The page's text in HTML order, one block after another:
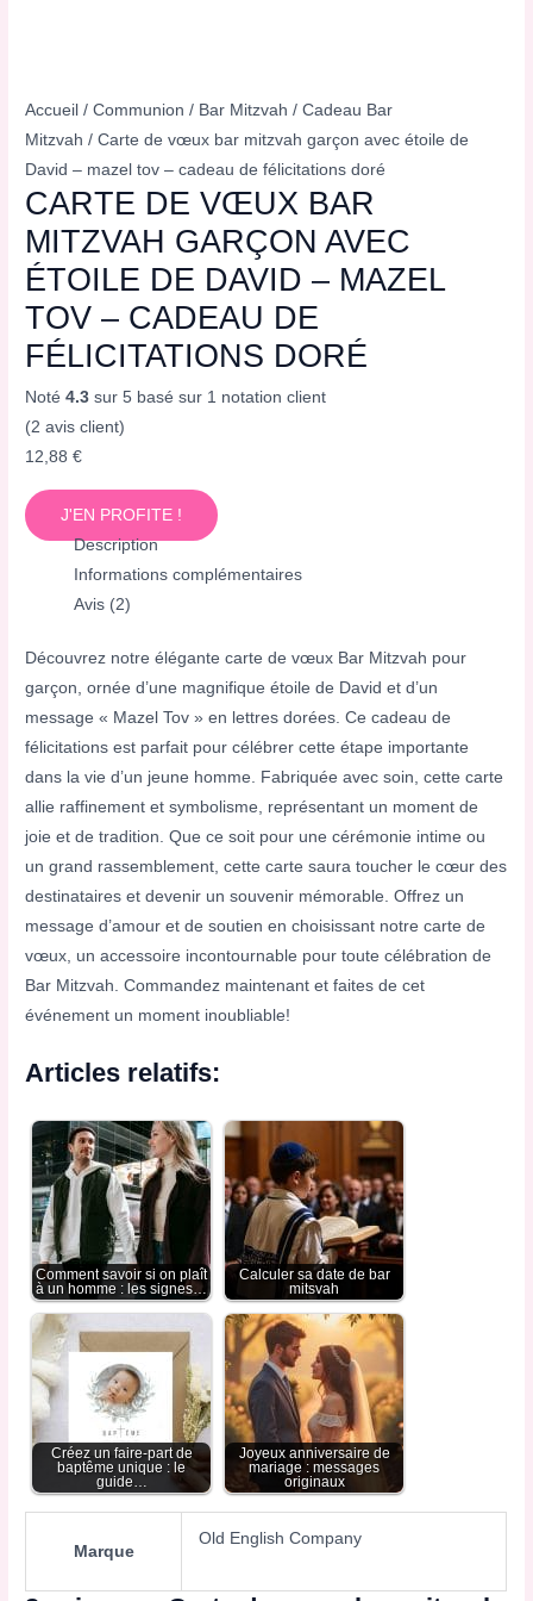
Accueil /Communion / Bar Mitzvah /Cadeau Bar
Mitzvah / Carte de vœux bar mitzvah garçon avec étoile de
David – mazel tov – cadeau de félicitations doré
CARTE DE VŒUX BAR
MITZVAH GARÇON AVEC
ÉTOILE DE DAVID – MAZEL
TOV – CADEAU DE
FÉLICITATIONS DORÉ
Noté4.3 sur 5 basé sur 1 notation client
(2 avis client)
12,88€
J'EN PROFITE !
Description
Informations complémentaires
Avis (2)
Découvrez notre élégante carte de vœux Bar Mitzvah pour
garçon, ornée d’une magnifique étoile de David et d’un
message « Mazel Tov » en lettres dorées. Ce cadeau de
félicitations est parfait pour célébrer cette étape importante
dans la vie d’un jeune homme. Fabriquée avec soin, cette carte
allie raffinement et symbolisme, représentant un moment de
joie et de tradition. Que ce soit pour une cérémonie intime ou
un grand rassemblement, cette carte saura toucher le cœur des
destinataires et devenir un souvenir mémorable. Offrez un
message d’amour et de soutien en choisissant notre carte de
vœux, un accessoire incontournable pour toute célébration de
Bar Mitzvah. Commandez maintenant et faites de cet
événement un moment inoubliable!
Articles relatifs:
Comment savoir si on plaît
à un homme : les signes…
Calculer sa date de bar
mitsvah​
Créez un faire-part de
baptême unique : le
guide…
Joyeux anniversaire de
mariage : messages
originaux
Marque
Old English Company